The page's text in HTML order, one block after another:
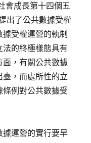
會成長第十四個五
出了公共數據受權
受權運營的軌制
的終極樣態具有
面，有關公共數據
，而處所性的立
例對公共數據受
據運營的實行要早